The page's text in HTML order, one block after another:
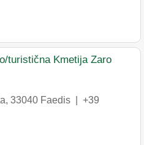
turistična Kmetija Zaro
, 33040 Faedis
+39